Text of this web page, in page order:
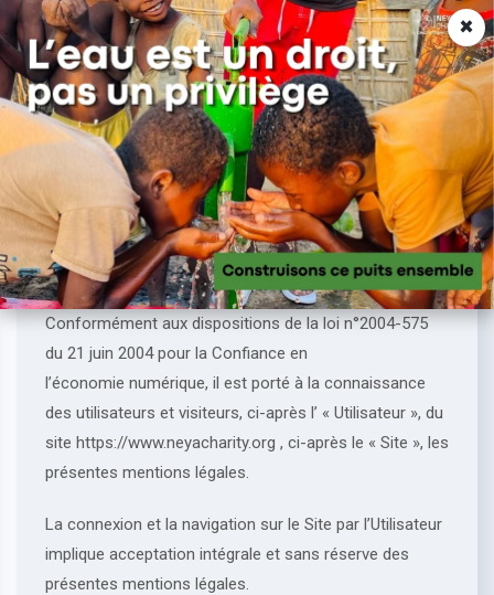
MENU
Mentions Légales
En vigueur au 12/06/2026
Conformément aux dispositions de la loi n°2004-575
du 21 juin 2004 pour la Confiance en
l’économie numérique, il est porté à la connaissance
des utilisateurs et visiteurs, ci-après l’ « Utilisateur », du
site https://www.neyacharity.org , ci-après le « Site », les
présentes mentions légales.
La connexion et la navigation sur le Site par l’Utilisateur
implique acceptation intégrale et sans réserve des
présentes mentions légales.
×